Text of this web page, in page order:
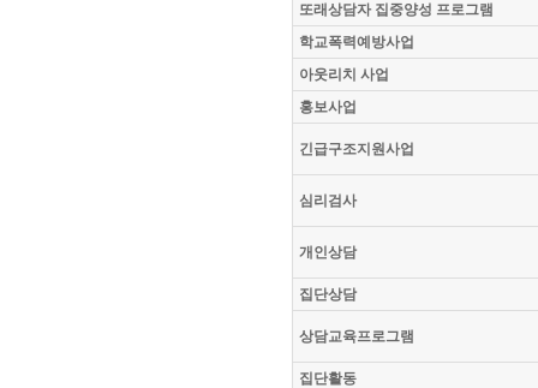
또래상담자 집중양성 프로그램
학교폭력예방사업
아웃리치 사업
홍보사업
긴급구조지원사업
심리검사
개인상담
집단상담
상담교육프로그램
집단활동